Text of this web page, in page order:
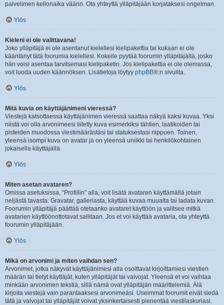
palvelimen kellonaika väärin. Ota yhteyttä ylläpitäjään korjataksesi ongelman.
Ylös
Kieleni ei ole valittavana!
Joko ylläpitäjä ei ole asentanut kielellesi kielipakettia tai kukaan ei ole
kääntänyt tätä foorumia kielellesi. Kokeile pyytää foorumin ylläpitäjältä, josko
hän voisi asentaa tarvitsemasi kielipaketin. Jos kielipakettia ei ole olemassa,
voit luoda uuden käännöksen. Lisätietoja löytyy phpBB®:n sivuilta.
Ylös
Mitä kuvia on käyttäjänimeni vieressä?
Viestejä katsottaessa käyttäjänimen vieressä saattaa näkyä kaksi kuvaa. Yksi
niistä voi olla arvonimeesi liitetty kuva esimerkiksi tähtien, laatikoiden tai
pisteiden muodossa viestimäärästäsi tai statuksestasi riippuen. Toinen,
yleensä isompi kuva on avatar ja on yleensä uniikki tai henkilökohtainen
jokaisella käyttäjällä.
Ylös
Miten asetan avataren?
Omissa asetuksissa, “Profiilin” alla, voit lisätä avataren käyttämällä jotain
neljästä tavasta: Gravatar, galleriasta, käyttää kuvaa muualta tai ladata kuvan.
Foorumin ylläpitäjä päättää otetaanko avataret käyttöön ja valitsee mitkä
avatarien käyttöönottotavat sallitaan. Jos et voi käyttää avataria, ota yhteyttä
foorumin ylläpitäjään.
Ylös
Mikä on arvonimi ja miten vaihdan sen?
Arvonimet, jotka näkyvät käyttäjänimesi alla osoittavat kirjoittamiesi viestien
määrän tai tietyt käyttäjät, kuten ylläpitäjät tai valvojat. Yleensä et voi vaihtaa
minkään arvonimen tekstiä, sillä nämä ovat ylläpitäjän määrittelemiä. Älä
kirjoita viestejä vain parantaaksesi arvonimeäsi. Useimmat foorumit eivät siedä
tätä ja valvojat tai ylläpitäjät voivat yksinkertaisesti pienentää viestilaskuriasi.